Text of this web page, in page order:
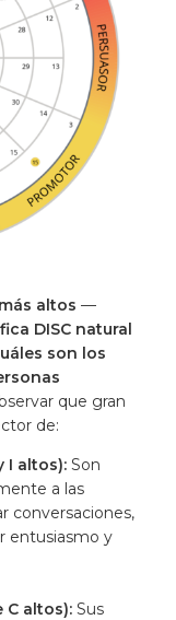
altos —
DISC natural
son los
que gran
de:
I altos): Son
a las
conversaciones,
entusiasmo y
C altos): Sus